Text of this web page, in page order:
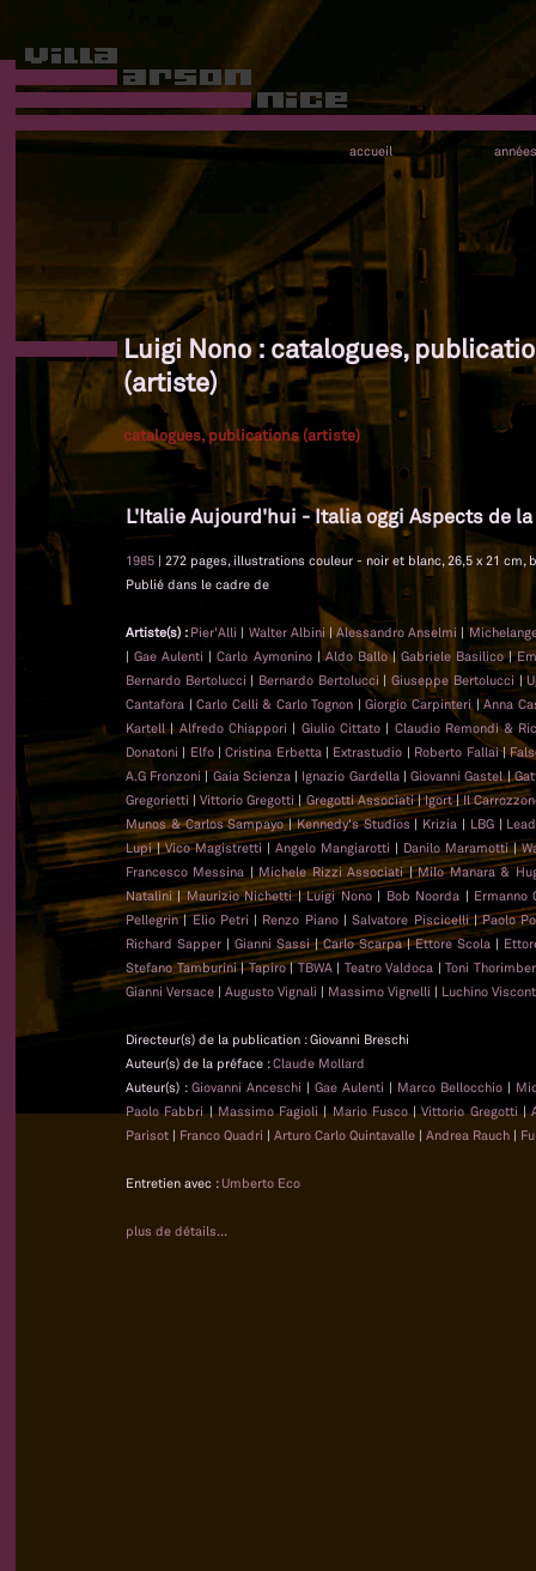
accueil années
Luigi Nono : catalogues,
(artiste)
catalogues, publications (artiste)
L'Italie Aujourd'hui - Italia oggi Aspects de
1985 | 272 pages, illustrations couleur - noir et blanc, 26,5 x 21 cm,
Publié dans le cadre de
Artiste(s) : Pier'Alli | Walter Albini |Alessandro Anselmi |
|Gae Aulenti |Carlo Aymonino|Aldo Ballo|Gabriele Basilico|
Bernardo Bertolucci | Bernardo Bertolucci |Giuseppe Bertolucci |
Cantafora |Carlo Celli & Carlo Tognon |Giorgio Carpinteri |Anna
Kartell|Alfredo Chiappori | Giulio Cittato| Claudio Remondi &
Donatoni | Elfo|Cristina Erbetta | Extrastudio | Roberto Fallai|
A.G Fronzoni|Gaia Scienza | Ignazio Gardella |Giovanni Gastel|
Gregorietti |Vittorio Gregotti |Gregotti Associati|Igort|Il
Munos & Carlos Sampayo|Kennedy's Studios| Krizia | LBG|
Lupi|Vico Magistretti | Angelo Mangiarotti | Danilo Maramotti|
Francesco Messina | Michele Rizzi Associati|Milo Manara &
Natalini|Maurizio Nichetti|Luigi Nono| Bob Noorda | Ermanno
Pellegrin|Elio Petri | Renzo Piano|Salvatore Piscicelli|Paolo
Richard Sapper| Gianni Sassi|Carlo Scarpa|Ettore Scola |
Stefano Tamburini|Tapiro|TBWA| Teatro Valdoca | Toni
Gianni Versace | Augusto Vignali | Massimo Vignelli | Luchino
Directeur(s) de la publication : Giovanni Breschi
Auteur(s) de la préface :Claude Mollard
Auteur(s) : Giovanni Anceschi | Gae Aulenti | Marco Bellocchio |
Paolo Fabbri|Massimo Fagioli|Mario Fusco|Vittorio Gregotti|
Parisot | Franco Quadri | Arturo Carlo Quintavalle | Andrea Rauch |
Entretien avec : Umberto Eco
plus de détails...